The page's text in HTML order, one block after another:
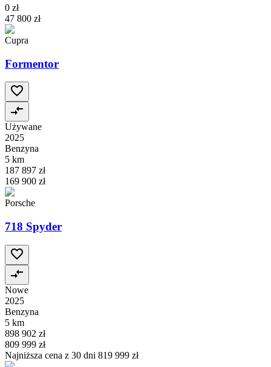
0 zł
47 800 zł
Cupra
Formentor
Używane
2025
Benzyna
5 km
187 897 zł
169 900 zł
Porsche
718 Spyder
Nowe
2025
Benzyna
5 km
898 902 zł
809 999 zł
Najniższa cena z 30 dni 819 999 zł